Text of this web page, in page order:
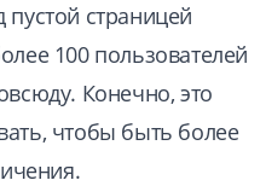
страницей
100 пользователей
Конечно, это
чтобы быть более